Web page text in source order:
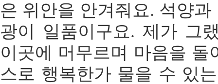
은 위안을 안겨줘요. 석양
광이 일품이구요. 제가 그
이곳에 머무르며 마음을 돌
스로 행복한가 물을 수 있